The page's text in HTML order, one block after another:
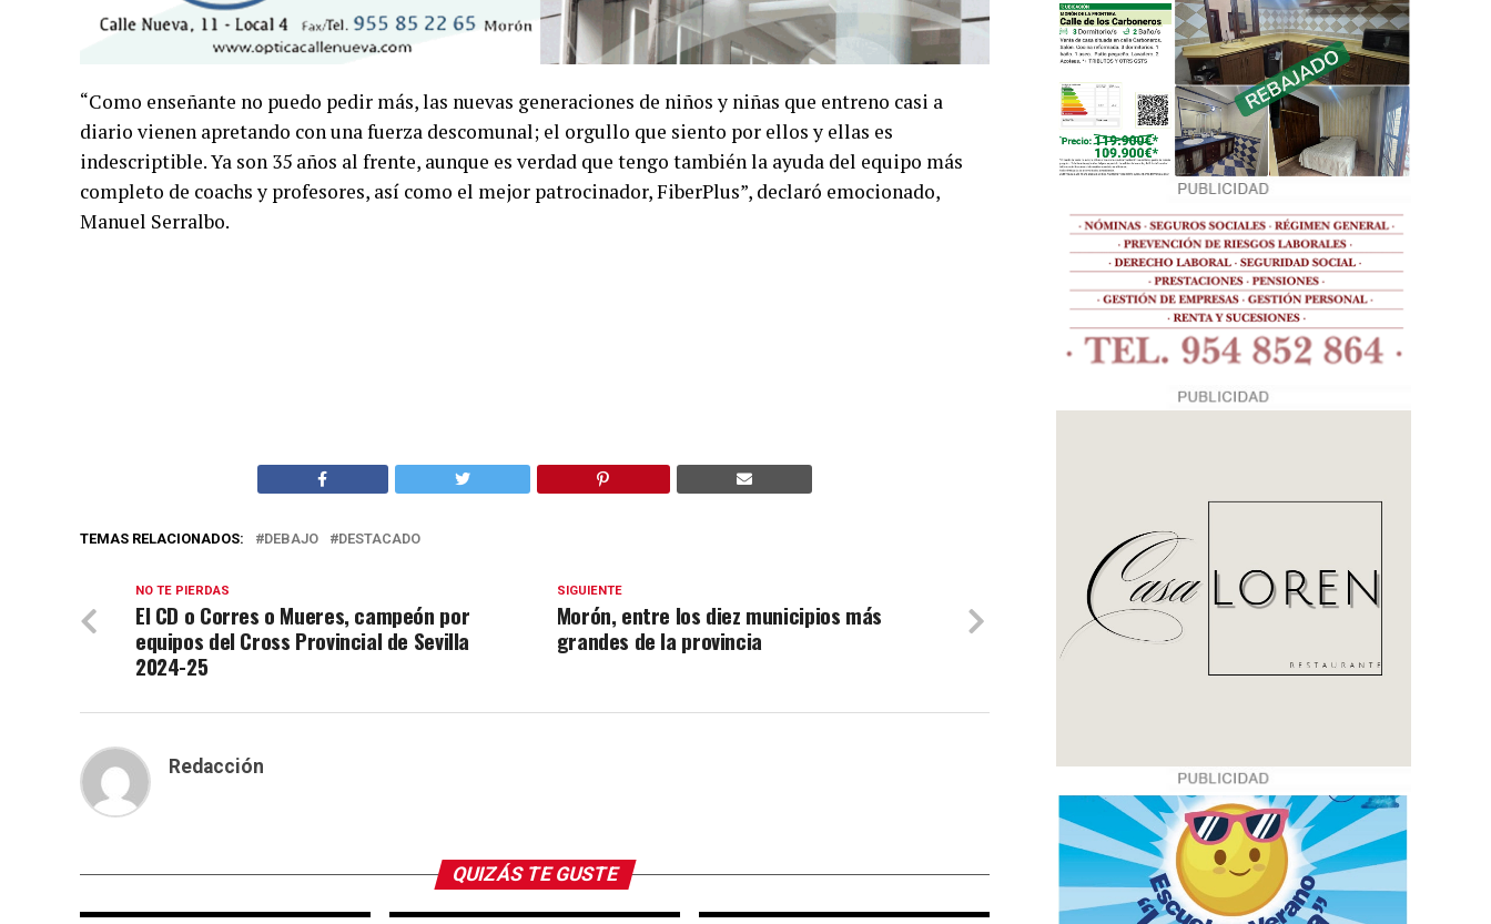
“Como enseñante no puedo pedir más, las nuevas generaciones de niños y niñas que entreno casi a
diario vienen apretando con una fuerza descomunal; el orgullo que siento por ellos y ellas es
indescriptible. Ya son 35 años al frente, aunque es verdad que tengo también la ayuda del equipo más
completo de coachs y profesores, así como el mejor patrocinador, FiberPlus”, declaró emocionado,
Manuel Serralbo.
TEMAS RELACIONADOS: DEBAJO DESTACADO
SIGUIENTE
Morón, entre los diez municipios más
grandes de la provincia
NO TE PIERDAS
El CD o Corres o Mueres, campeón por
equipos del Cross Provincial de Sevilla
2024-25
Redacción
QUIZÁS TE GUSTE